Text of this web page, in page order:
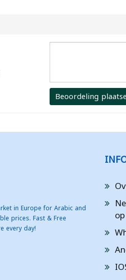
Beoordeling
in Europe for Arabic and
prices. Fast & Free
every day!
op